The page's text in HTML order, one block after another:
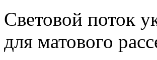
Световой поток
для матового